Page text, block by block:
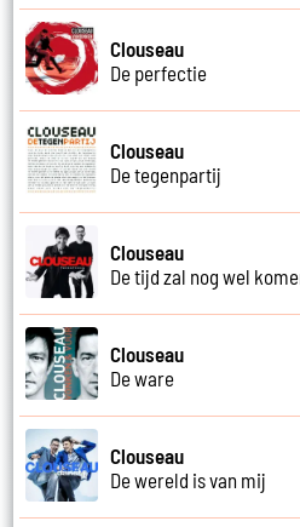
Clouseau
De perfectie
Clouseau
De tegenpartij
Clouseau
De tijd zal nog wel
Clouseau
De ware
Clouseau
De wereld is van mij